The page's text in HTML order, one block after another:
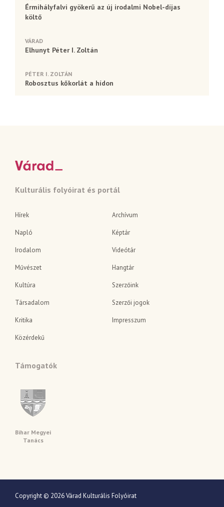
Érmihályfalvi gyökerű az új irodalmi Nobel-díjas
költő
VÁRAD
Elhunyt Péter I. Zoltán
PÉTER I. ZOLTÁN
Robosztus kőkorlát a hídon
Kulturális folyóirat és portál
Hírek
Napló
Irodalom
Művészet
Kultúra
Társadalom
Kritika
Közérdekű
Archívum
Képtár
Videótár
Hangtár
Szerzőink
Szerzői jogok
Impresszum
Támogatók
Bihar Megyei
Tanács
Copyright © 2026 Várad Kulturális Folyóirat